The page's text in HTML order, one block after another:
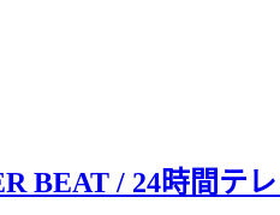
BEAT / 24時間テ